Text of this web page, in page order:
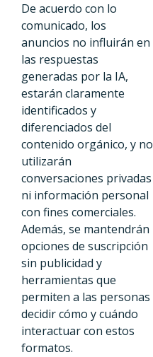
De acuerdo con lo
comunicado, los
anuncios no influirán en
las respuestas
generadas por la IA,
estarán claramente
identificados y
diferenciados del
contenido orgánico, y no
utilizarán
conversaciones privadas
ni información personal
con fines comerciales.
Además, se mantendrán
opciones de suscripción
sin publicidad y
herramientas que
permiten a las personas
decidir cómo y cuándo
interactuar con estos
formatos.